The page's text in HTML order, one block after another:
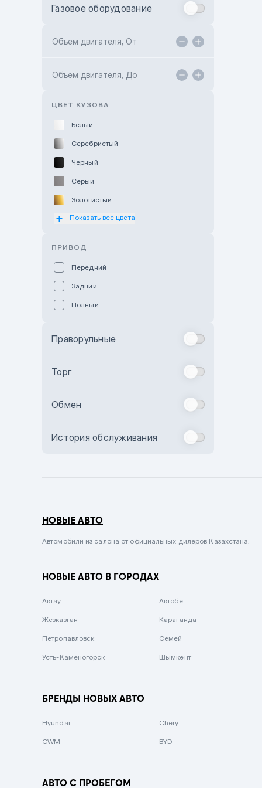
Toyota Kokshetau
Hyundai ShymCity
Газовое оборудование
Объем двигателя, От
Объем двигателя, До
ЦВЕТ КУЗОВА
Белый
Серебристый
Черный
Серый
Золотистый
Оранжевый
Бежевый
Комбинированный
Сиреневый металлик
Вишневый
Зеленый металлик
Показать все цвета
ПРИВОД
Передний
Задний
Полный
Праворульные
Торг
Обмен
История обслуживания
НОВЫЕ АВТО
Автомобили из салона от официальных дилеров Казахстана.
НОВЫЕ АВТО В ГОРОДАХ
Актау Актобе
Жезказган Караганда
Петропавловск Семей
Усть-Каменогорск Шымкент
БРЕНДЫ НОВЫХ АВТО
Hyundai Chery
GWM BYD
АВТО С ПРОБЕГОМ